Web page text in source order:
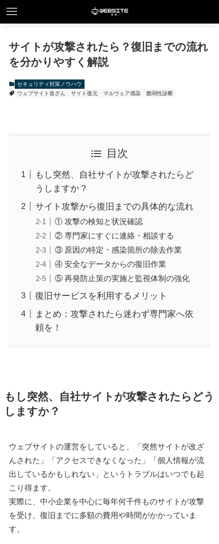
サイトが攻撃されたら？復旧までの流れ
を分かりやすく解説
セキュリティ対策ノウハウ
ウェブサイト改ざん
サイト復元 マルウェア感染 脆弱性診断
目次
もし突然、自社サイトが攻撃されたらど
うしますか？
サイト攻撃から復旧までの具体的な流れ
① 攻撃の検知と状況確認
② 専門家にすぐに連絡・相談する
③ 原因の特定・感染箇所の除去作業
④ 安全なデータからの復旧作業
⑤ 再発防止策の実施と監視体制の強化
復旧サービスを利用するメリット
まとめ：攻撃されたら迷わず専門家へ依
頼を！
もし突然、自社サイトが攻撃されたらどう
しますか？
ウェブサイトの運営をしていると、「突然サイトが改ざ
んされた」「アクセスできなくなった」「個人情報が流
出しているかもしれない」というトラブルはいつでも起
こり得ます。
実際に、中小企業を中心に毎年何千件ものサイトが攻撃
を受け、復旧までに多額の費用や時間がかかっていま
す。